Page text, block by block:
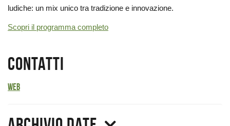
ludiche: un mix unico tra tradizione e innovazione.
Scopri il programma completo
Contatti
Web